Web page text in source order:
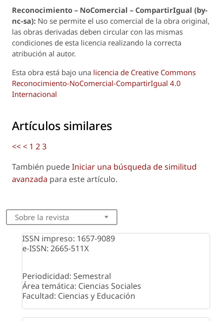
Reconocimiento – NoComercial – CompartirIgual (by-
nc-sa): No se permite el uso comercial de la obra original,
las obras derivadas deben circular con las mismas
condiciones de esta licencia realizando la correcta
atribución al autor.
Esta obra está bajo una licencia de Creative Commons
Reconocimiento-NoComercial-CompartirIgual 4.0
Internacional
Artículos similares
<<< 1 23
También puedeIniciar una búsqueda de similitud
avanzada para este artículo.
Sobre la revista
ISSN impreso: 1657-9089
e-ISSN: 2665-511X
Periodicidad: Semestral
Área temática: Ciencias Sociales
Facultad: Ciencias y Educación